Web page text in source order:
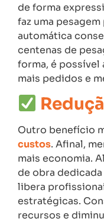
de forma
faz uma
automática
centenas de
forma, é possível
mais pedidos e
Outro benefício
custos. Afinal,
mais economia.
de obra
libera
estratégicas.
recursos e